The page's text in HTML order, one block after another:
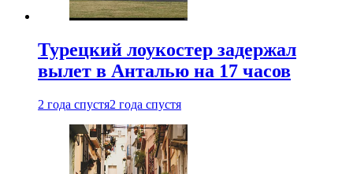
Турецкий лоукостер задержал
вылет в Анталью на 17 часов
2 года спустя2 года спустя